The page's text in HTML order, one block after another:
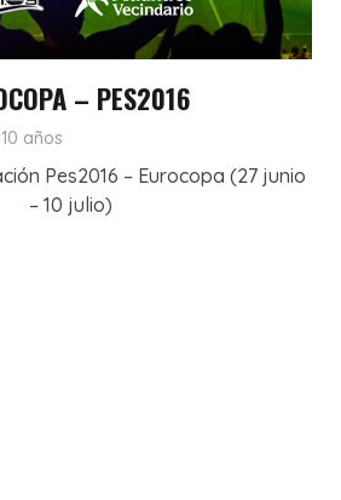
– PES2016
años
Pes2016 – Eurocopa (27 junio
– 10 julio)